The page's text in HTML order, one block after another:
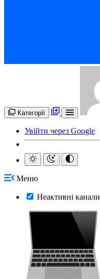
Категорії
Увійти через Google
Меню
Неактивні канали